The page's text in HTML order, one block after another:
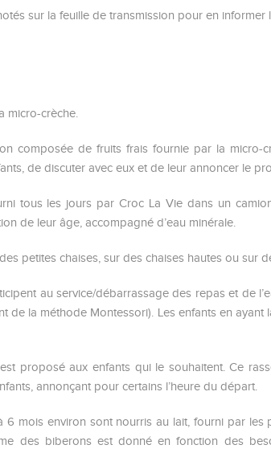
sur la feuille de transmission pour en informer
micro-crèche.
composée de fruits frais fournie par la micro-
de discuter avec eux et de leur annoncer le
tous les jours par Croc La Vie dans un
de leur âge, accompagné d’eau minérale.
petites chaises, sur des chaises hautes ou sur
au service/débarrassage des repas et de
de la méthode Montessori). Les enfants en ayant
proposé aux enfants qui le souhaitent. Ce
annonçant pour certains l’heure du départ.
6 mois environ sont nourris au lait, fourni par
des biberons est donné en fonction des